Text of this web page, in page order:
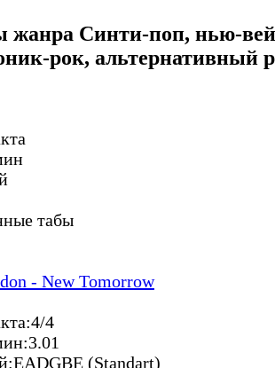
жанра Синти-поп, нью-
рок, альтернативный
табы
- New Tomorrow
4/4
3.01
EADGBE (Standart)